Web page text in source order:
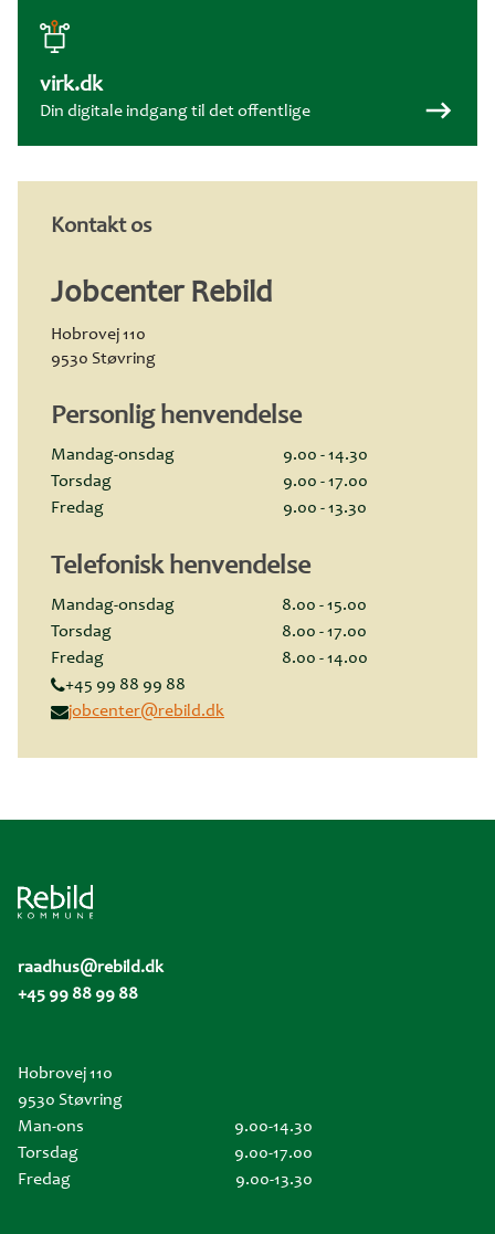
virk.dk
Din digitale indgang til det offentlige
Kontakt os
Jobcenter Rebild
Hobrovej 110
9530 Støvring
Personlig henvendelse
Mandag-onsdag
9.00 - 14.30
Torsdag
9.00 - 17.00
Fredag
9.00 - 13.30
Telefonisk henvendelse
Mandag-onsdag
8.00 - 15.00
Torsdag
8.00 - 17.00
Fredag
8.00 - 14.00
+45 99 88 99 88
jobcenter@rebild.dk
raadhus@rebild.dk
+45 99 88 99 88
Hobrovej 110
9530 Støvring
Man-ons
9.00-14.30
Torsdag
9.00-17.00
Fredag
9.00-13.30